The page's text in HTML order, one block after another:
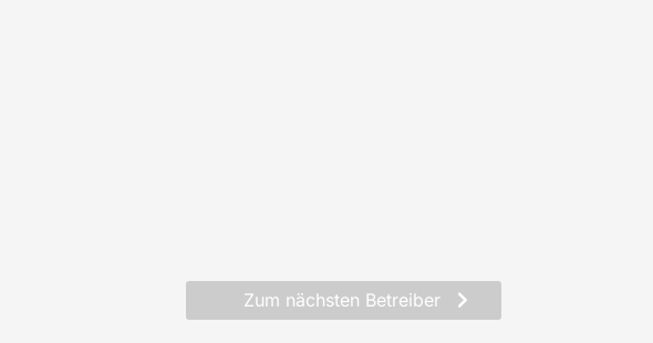
Zum nächsten Betreiber